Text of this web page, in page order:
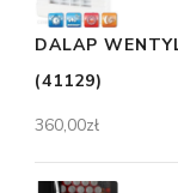
DALAP
(41129)
360,00zł